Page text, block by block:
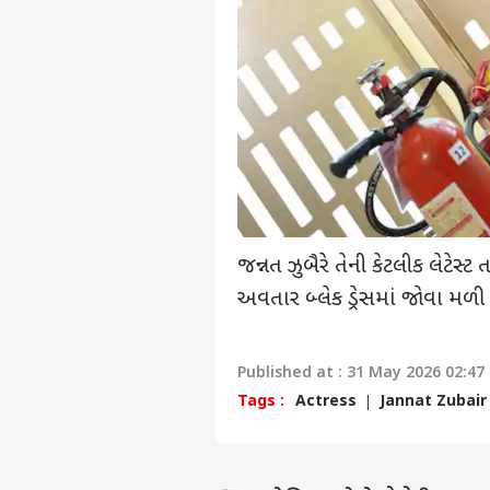
જન્નત ઝુબૈરે તેની કેટલીક લેટેસ્ટ
અવતાર બ્લેક ડ્રેસમાં જોવા મળી
Published at : 31 May 2026 02:47
Tags : Actress Jannat Zubair
હેલો ગેસ્ટ
અમારી સાથે જાહેરાત કરો
અમારા વિશે
અભિપ્રાય મોકલો
કરિયર
અમારો સંપર્ક કરો
પ્રાઈવસી પોલિસી
અને
ક્રિકેટ